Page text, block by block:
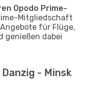
Opodo Prime-
Mitgliedschaft
für Flüge,
genießen dabei
- Minsk